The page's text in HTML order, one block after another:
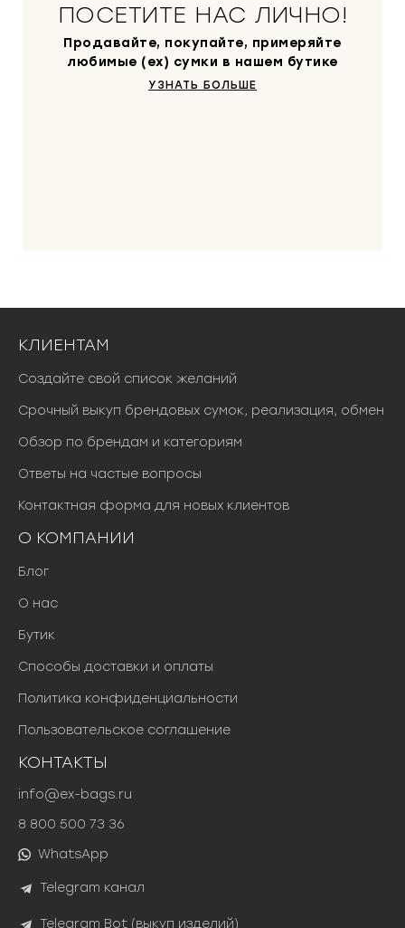
ПОСЕТИТЕ НАС ЛИЧНО!
Продавайте, покупайте, примеряйте
любимые (ex) сумки в нашем бутике
УЗНАТЬ БОЛЬШЕ
КЛИЕНТАМ
Создайте свой список желаний
Срочный выкуп брендовых сумок, реализация, обмен
Обзор по брендам и категориям
Ответы на частые вопросы
Контактная форма для новых клиентов
О КОМПАНИИ
Блог
О нас
Бутик
Способы доставки и оплаты
Политика конфиденциальности
Пользовательское соглашение
КОНТАКТЫ
info@ex-bags.ru
8 800 500 73 36
WhatsApp
Telegram канал
Telegram Bot (выкуп изделий)